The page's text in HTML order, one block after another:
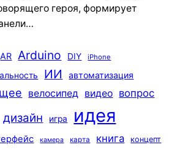
героя, формирует
AR Arduino DIY iPhone
ИИ автоматизация
велосипед видео вопрос
дизайн игра идея
камера карта книга
концепт